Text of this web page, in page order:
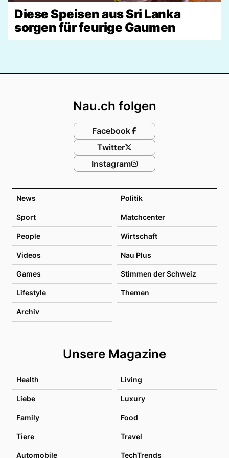
Diese Speisen aus Sri Lanka
sorgen für feurige Gaumen
News Politik
Sport Matchcenter
People Wirtschaft
Videos Nau Plus
Games Stimmen der Schweiz
Lifestyle Themen
Archiv
Unsere Magazine
Health Living
Liebe Luxury
Family Food
Tiere Travel
Automobile TechTrends
Nau.ch folgen
Facebook
Twitter
Instagram